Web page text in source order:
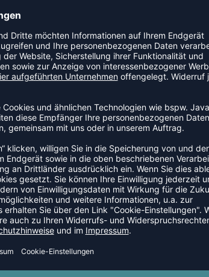
Zippergarage
Tape am Nacken Performance Label